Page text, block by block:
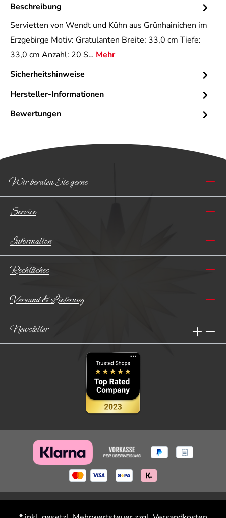
Beschreibung
Servietten von Wendt und Kühn aus Grünhainichen im
Erzgebirge Motiv: Gratulanten Breite: 33,0 cm Tiefe:
33,0 cm Anzahl: 20 S… Mehr
Sicherheitshinweise
Hersteller-Informationen
Bewertungen
Wir beraten Sie gerne
Service
Information
Rechtliches
Versand & Lieferung
Newsletter